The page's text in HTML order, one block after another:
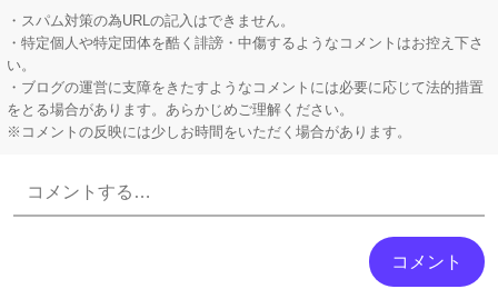
【画像】 爆乳女さんたち、お◯ぱいの血管が透けてしまうｗｗｗwｗｗｗｗｗｗｗｗ
・スパム対策の為URLの記入はできません。
・特定個人や特定団体を酷く誹謗・中傷するようなコメントはお控え下さ
い。
・ブログの運営に支障をきたすようなコメントには必要に応じて法的措置
をとる場合があります。あらかじめご理解ください。
※コメントの反映には少しお時間をいただく場合があります。